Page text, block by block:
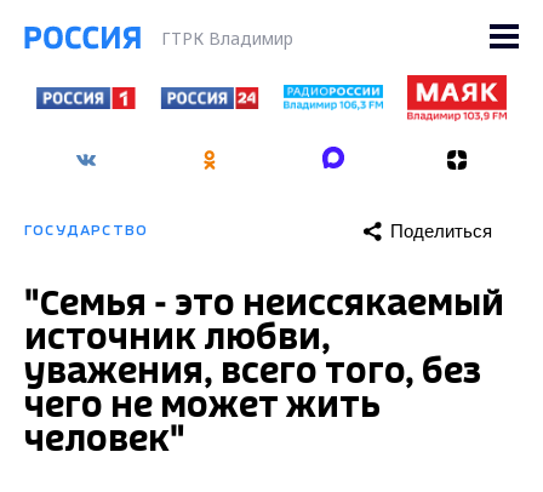
ГТРК Владимир
ГОСУДАРСТВО Поделиться
"Семья - это неиссякаемый
источник любви,
уважения, всего того, без
чего не может жить
человек"